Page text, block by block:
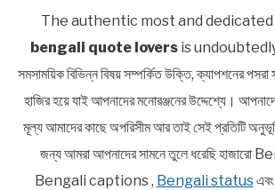
The authentic most and dedicated
bengali quote loversis
সমসাময়িক বিভিন্ন বিষয় সম্পর্কিত উক্তি, ক্যাপশনের
হাজির হয়ে যাই আপনাদের মনোরঞ্জনের উদ্দেশ্যে।
মূল্য আমাদের কাছে অপরিসীম আর তাই সেই প্রতিটি
জন্য আমরা আপনাদের সামনে তুলে ধরেছি
Bengali captions , Bengali status